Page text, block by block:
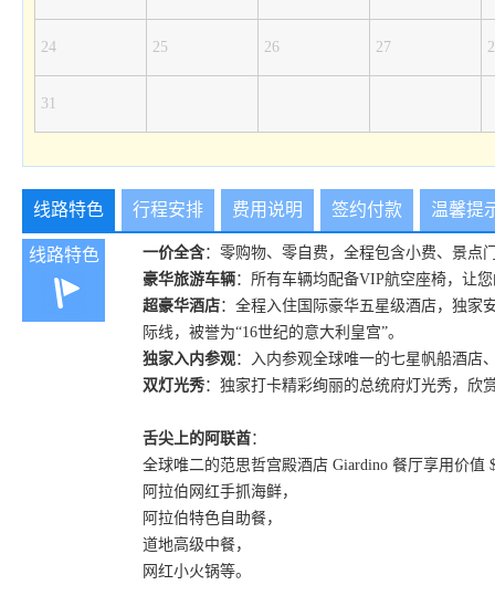
24 25 26 27
31
线路特色 行程安排 费用说明 签约付款 温馨提
线路特色 一价全含：零购物、零自费，全程包含小费、景点
豪华旅游车辆：所有车辆均配备VIP航空座椅，让
超豪华酒店：全程入住国际豪华五星级酒店，独家
际线，被誉为“16世纪的意大利皇宫”。
独家入内参观：入内参观全球唯一的七星帆船酒店
双灯光秀：独家打卡精彩绚丽的总统府灯光秀，欣
舌尖上的阿联酋：
全球唯二的范思哲宫殿酒店 Giardino 餐厅享用价值
阿拉伯网红手抓海鲜，
阿拉伯特色自助餐，
道地高级中餐，
网红小火锅等。